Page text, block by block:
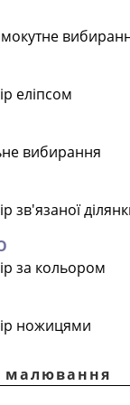
еліпсом
вибирання
зв'язаної
за кольором
ножицями
малювання